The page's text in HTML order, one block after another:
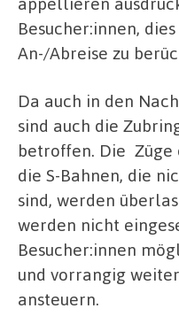
Besucher:innen,
An-/Abreise zu
Da auch in den
sind auch die
betroffen. Die Züge
die S-Bahnen, die
sind, werden
werden nicht
Besucher:innen
und vorrangig
ansteuern.